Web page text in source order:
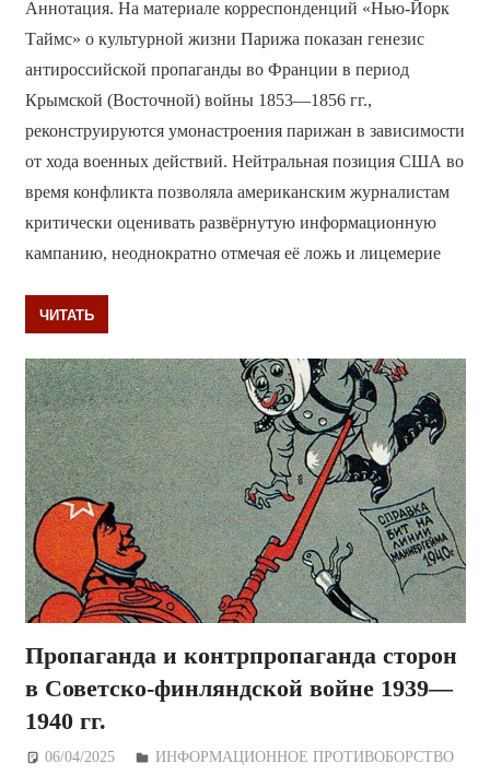
Аннотация. На материале корреспонденций «Нью-Йорк
Таймс» о культурной жизни Парижа показан генезис
антироссийской пропаганды во Франции в период
Крымской (Восточной) войны 1853—1856 гг.,
реконструируются умонастроения парижан в зависимости
от хода военных действий. Нейтральная позиция США во
время конфликта позволяла американским журналистам
критически оценивать развёрнутую информационную
кампанию, неоднократно отмечая её ложь и лицемерие
ЧИТАТЬ
Пропаганда и контрпропаганда сторон
в Советско-финляндской войне 1939—
1940 гг.
06/04/2025 Дежурный по Редакции
ИНФОРМАЦИОННОЕ ПРОТИВОБОРСТВО